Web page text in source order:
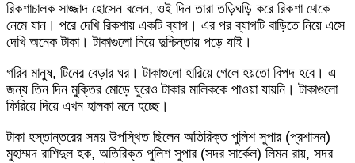
রিকশাচালক সাজ্জাদ হোসেন বলেন, ওই দিন তারা তড়িঘড়ি করে রিকশা থেকে
নেমে যান। পরে দেখি রিকশায় একটি ব্যাগ। এর পর ব্যাগটি বাড়িতে নিয়ে এসে
দেখি অনেক টাকা। টাকাগুলো নিয়ে দুশ্চিন্তায় পড়ে যাই।
গরিব মানুষ, টিনের বেড়ার ঘর। টাকাগুলো হারিয়ে গেলে হয়তো বিপদ হবে। এ
জন্য তিন দিন মুক্তির মোড়ে ঘুরেও টাকার মালিককে পাওয়া যায়নি। টাকাগুলো
ফিরিয়ে দিয়ে এখন হালকা মনে হচ্ছে।
টাকা হস্তান্তরের সময় উপস্থিত ছিলেন অতিরিক্ত পুলিশ সুপার (প্রশাসন)
মুহাম্মদ রাশিদুল হক, অতিরিক্ত পুলিশ সুপার (সদর সার্কেল) লিমন রায়, সদর